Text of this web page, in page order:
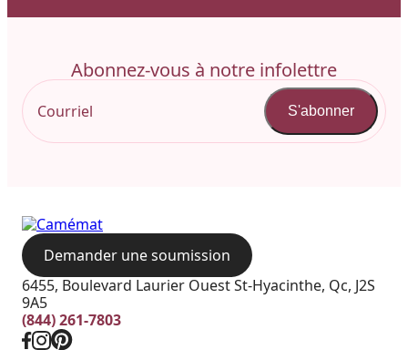
Abonnez-vous à notre infolettre
S'abonner
Demander une soumission
6455, Boulevard Laurier Ouest St-Hyacinthe, Qc, J2S
9A5
(844) 261-7803